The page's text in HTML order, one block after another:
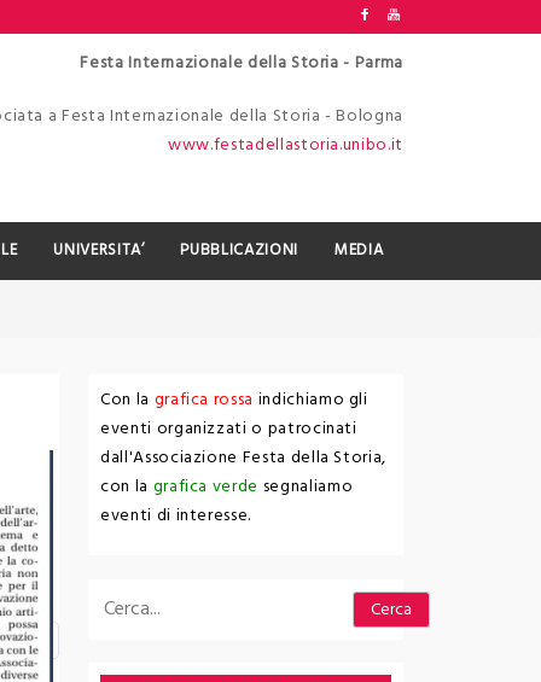
Festa Internazionale della Storia - Parma
a Festa Internazionale della Storia - Bologna
www.festadellastoria.unibo.it
UNIVERSITA’ PUBBLICAZIONI MEDIA
Con la grafica rossa indichiamo gli
eventi organizzati o patrocinati
dall'Associazione Festa della Storia,
con la grafica verde segnaliamo
eventi di interesse.
Cerca Cerca